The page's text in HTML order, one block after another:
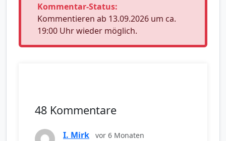
Kommentar-Status:
Kommentieren ab 13.09.2026 um ca.
19:00 Uhr wieder möglich.
48 Kommentare
I. Mirk vor 6 Monaten